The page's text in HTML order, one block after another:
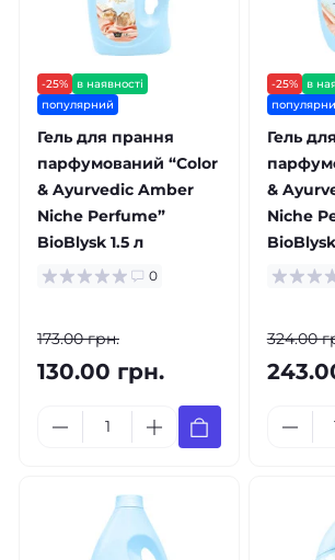
-25%
в наявності
популярний
Гель для прання
парфумований “Color
& Ayurvedic Amber
Niche Perfume”
BioBlysk 1.5 л
0
173.00 грн.
130.00 грн.
-25%
в
Гель
&
Niche
324.00